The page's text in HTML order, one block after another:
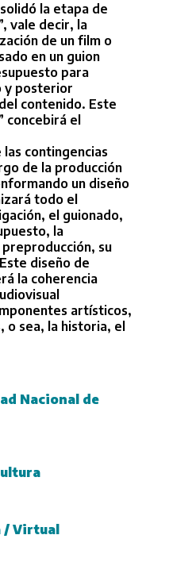
la etapa de
vale decir, la
de un film o
en un guion
para
y posterior
contenido. Este
concebirá el
contingencias
de la producción
un diseño
todo el
el guionado,
la
su
diseño de
la coherencia
artísticos,
sea, la historia, el
Nacional de
/ Virtual